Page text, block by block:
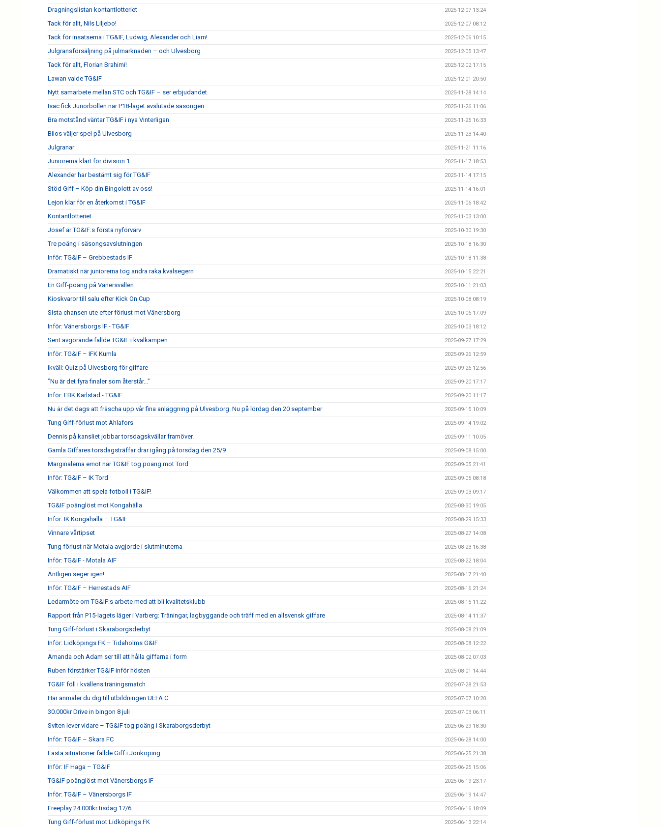
Dragningslistan kontantlotteriet 2025-12-07 13:24
Tack för allt, Nils Liljebo! 2025-12-07 08:12
Tack för insatserna i TG&IF, Ludwig, Alexander och Liam! 2025-12-06 10:15
Julgransförsäljning på julmarknaden – och Ulvesborg 2025-12-05 13:47
Tack för allt, Florian Brahimi! 2025-12-02 17:15
Lawan valde TG&IF 2025-12-01 20:50
Nytt samarbete mellan STC och TG&IF – ser erbjudandet 2025-11-28 14:14
Isac fick Junorbollen när P18-laget avslutade säsongen 2025-11-26 11:06
Bra motstånd väntar TG&IF i nya Vinterligan 2025-11-25 16:33
Bilos väljer spel på Ulvesborg 2025-11-23 14:40
Julgranar 2025-11-21 11:16
Juniorerna klart för division 1 2025-11-17 18:53
Alexander har bestämt sig för TG&IF 2025-11-14 17:15
Stöd Giff – Köp din Bingolott av oss! 2025-11-14 16:01
Lejon klar för en återkomst i TG&IF 2025-11-06 18:42
Kontantlotteriet 2025-11-03 13:00
Josef är TG&IF:s första nyförvärv 2025-10-30 19:30
Tre poäng i säsongsavslutningen 2025-10-18 16:30
Inför: TG&IF – Grebbestads IF 2025-10-18 11:38
Dramatiskt när juniorerna tog andra raka kvalsegern 2025-10-15 22:21
En Giff-poäng på Vänersvallen 2025-10-11 21:03
Kioskvaror till salu efter Kick On Cup 2025-10-08 08:19
Sista chansen ute efter förlust mot Vänersborg 2025-10-06 17:09
Inför: Vänersborgs IF - TG&IF 2025-10-03 18:12
Sent avgörande fällde TG&IF i kvalkampen 2025-09-27 17:29
Inför: TG&IF – IFK Kumla 2025-09-26 12:59
Ikväll: Quiz på Ulvesborg för giffare 2025-09-26 12:56
”Nu är det fyra finaler som återstår...” 2025-09-20 17:17
Inför: FBK Karlstad - TG&IF 2025-09-20 11:17
Nu är det dags att fräscha upp vår fina anläggning på Ulvesborg. Nu på lördag den 20 september 2025-09-15 10:09
Tung Giff-förlust mot Ahlafors 2025-09-14 19:02
Dennis på kansliet jobbar torsdagskvällar framöver. 2025-09-11 10:05
Gamla Giffares torsdagsträffar drar igång på torsdag den 25/9 2025-09-08 15:00
Marginalerna emot när TG&IF tog poäng mot Tord 2025-09-05 21:41
Inför: TG&IF – IK Tord 2025-09-05 08:18
Välkommen att spela fotboll i TG&IF! 2025-09-03 09:17
TG&IF poänglöst mot Kongahälla 2025-08-30 19:05
Inför: IK Kongahälla – TG&IF 2025-08-29 15:33
Vinnare vårtipset 2025-08-27 14:08
Tung förlust när Motala avgjorde i slutminuterna 2025-08-23 16:38
Inför: TG&IF - Motala AIF 2025-08-22 18:04
Äntligen seger igen! 2025-08-17 21:40
Inför: TG&IF – Herrestads AIF 2025-08-16 21:24
Ledarmöte om TG&IF:s arbete med att bli kvalitetsklubb 2025-08-15 11:22
Rapport från P15-lagets läger i Varberg: Träningar, lagbyggande och träff med en allsvensk giffare 2025-08-14 11:37
Tung Giff-förlust i Skaraborgsderbyt 2025-08-08 21:09
Inför: Lidköpings FK – Tidaholms G&IF 2025-08-08 12:22
Amanda och Adam ser till att hålla giffarna i form 2025-08-02 07:03
Ruben förstärker TG&IF inför hösten 2025-08-01 14:44
TG&IF föll i kvällens träningsmatch 2025-07-28 21:53
Här anmäler du dig till utbildningen UEFA C 2025-07-07 10:20
30.000kr Drive in bingon 8 juli 2025-07-03 06:11
Sviten lever vidare – TG&IF tog poäng i Skaraborgsderbyt 2025-06-29 18:30
Inför: TG&IF – Skara FC 2025-06-28 14:00
Fasta situationer fällde Giff i Jönköping 2025-06-25 21:38
Inför: IF Haga – TG&IF 2025-06-25 15:06
TG&IF poänglöst mot Vänersborgs IF 2025-06-19 23:17
Inför: TG&IF – Vänersborgs IF 2025-06-19 14:47
Freeplay 24.000kr tisdag 17/6 2025-06-16 18:09
Tung Giff-förlust mot Lidköpings FK 2025-06-13 22:14